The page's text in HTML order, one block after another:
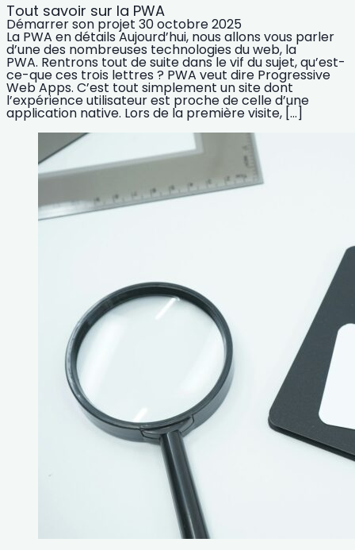
Tout savoir sur la PWA
Démarrer son projet 30 octobre 2025
La PWA en détails Aujourd’hui, nous allons vous parler
d’une des nombreuses technologies du web, la
PWA. Rentrons tout de suite dans le vif du sujet, qu’est-
ce-que ces trois lettres ? PWA veut dire Progressive
Web Apps. C’est tout simplement un site dont
l’expérience utilisateur est proche de celle d’une
application native. Lors de la première visite, […]